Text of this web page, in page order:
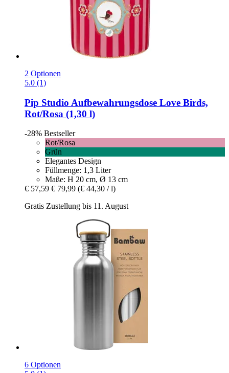
2 Optionen
5.0 (1)
Pip Studio Aufbewahrungsdose Love Birds,
Rot/Rosa (1,30 l)
-28% Bestseller
Rot/Rosa
Grün
Elegantes Design
Füllmenge: 1,3 Liter
Maße: H 20 cm, Ø 13 cm
€ 57,59 € 79,99 (€ 44,30 / l)
Gratis Zustellung bis 11. August
6 Optionen